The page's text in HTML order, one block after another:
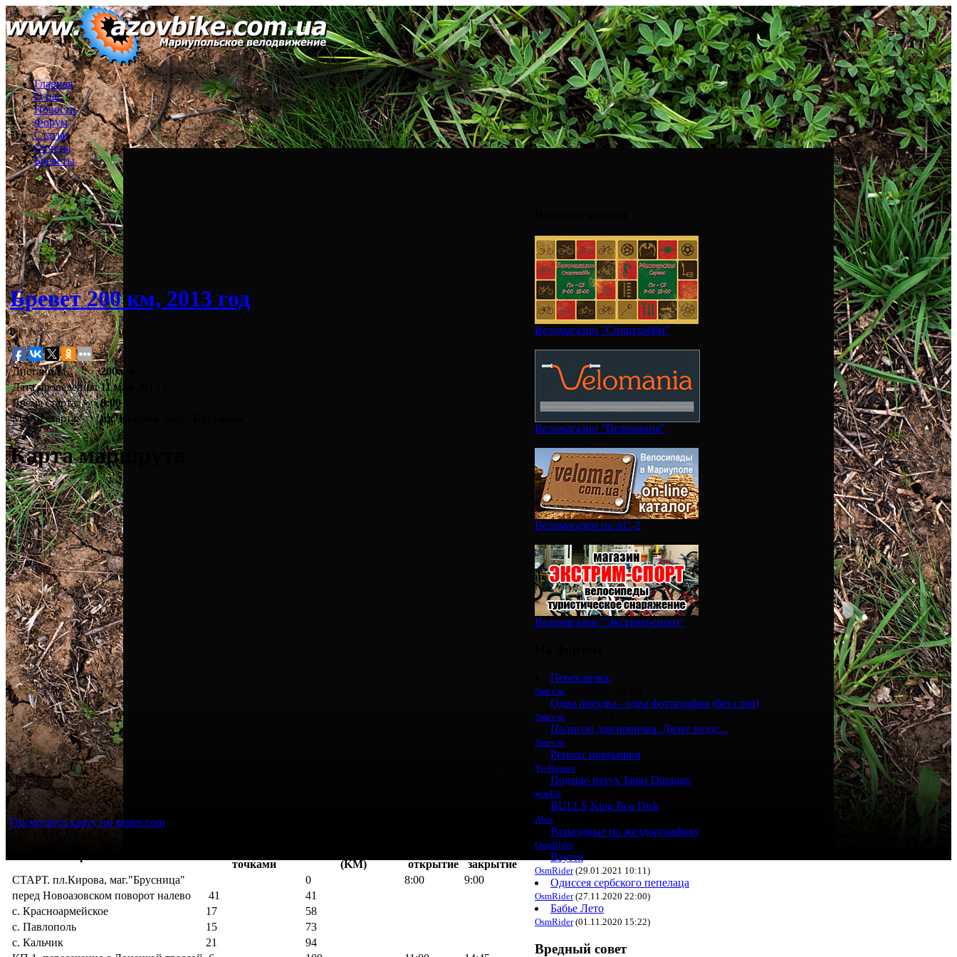
Главная
О нас
Новости
Форум
Статьи
Отчеты
Бреветы
Бревет 200 км, 2013 год
Дистанция
200 км
Дата проведения: 11 мая 2013 г.
Время старта:
8:00
Место старта:
пл. Кирова, маг. "Брусниця"
Карта маршрута
Посмотреть карту на gpsies.com
точками
(KM) открытие
закрытие
СТАРТ. пл.Кирова, маг."Брусница"
0 8:00
9:00
перед Новоазовском поворот налево
41
41
с. Красноармейское
17
58
с. Павлополь
15
73
с. Кальчик
21
94
Веломагазин "Спортхобби"
Веломагазин "Веломания"
Веломагазин на АС-2
Веломагазин "Экстрим-спорт"
Перекличка.
Звягель
Одна поездка - одна фотография (без слов)
Звягель
Полигон для новичка. Далее везде...
Звягель
Ремонт покрышки
Yo-Ваныч
Подарю петух Jamis Durango
жiв4ik
BULLS King Boa Disk
Alex
Разъездные по желдорграфику
OsmRider(15.02.2021 13:47)
Взуття
OsmRider(29.01.2021 10:11)
Одиссея сербского пепелаца
OsmRider(27.11.2020 22:00)
Бабье Лето
OsmRider(01.11.2020 15:22)
Вредный совет